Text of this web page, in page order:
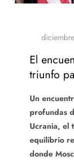
El
triunfo
Un
profundas
Ucrania, el
equilibrio
donde